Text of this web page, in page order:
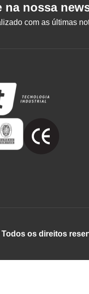
na nossa
com as últimas
Todos os direitos